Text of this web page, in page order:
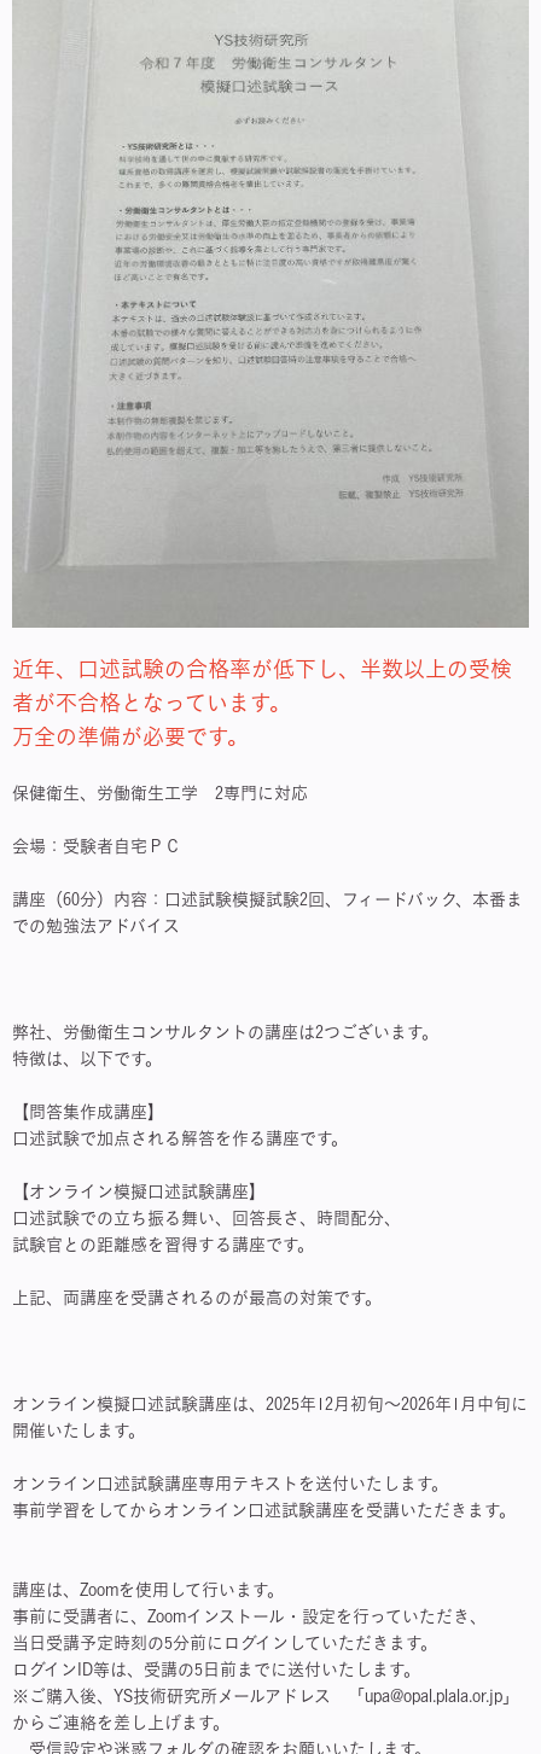
近年、口述試験の合格率が低下し、半数以上の受検
者が不合格となっています。
万全の準備が必要です。
保健衛生、労働衛生工学 2専門に対応
会場：受験者自宅ＰＣ
講座（60分）内容：口述試験模擬試験2回、フィードバック、本番ま
での勉強法アドバイス
弊社、労働衛生コンサルタントの講座は2つございます。
特徴は、以下です。
【問答集作成講座】
口述試験で加点される解答を作る講座です。
【オンライン模擬口述試験講座】
口述試験での立ち振る舞い、回答長さ、時間配分、
試験官との距離感を習得する講座です。
上記、両講座を受講されるのが最高の対策です。
オンライン模擬口述試験講座は、2025年12月初旬～2026年1月中旬に
開催いたします。
オンライン口述試験講座専用テキストを送付いたします。
事前学習をしてからオンライン口述試験講座を受講いただきます。
講座は、Zoomを使用して行います。
事前に受講者に、Zoomインストール・設定を行っていただき、
当日受講予定時刻の5分前にログインしていただきます。
ログインID等は、受講の5日前までに送付いたします。
※ご購入後、YS技術研究所メールアドレス 「upa@opal.plala.or.jp」
からご連絡を差し上げます。
受信設定や迷惑フォルダの確認をお願いいたします。